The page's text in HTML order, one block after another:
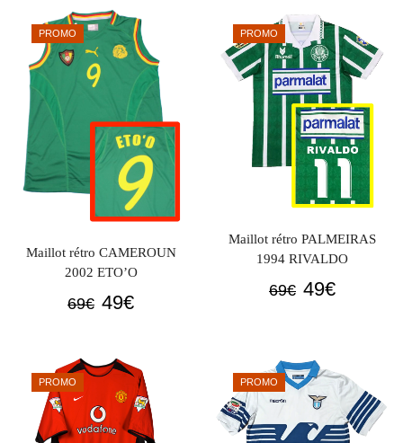
69€. 49€.
était :
69€.
est :
49€.
PROMO
Maillot rétro CAMEROUN
2002 ETO’O
69€ Le
était :
69€.
49€Le
est :
49€.
PROMO
Maillot rétro PALMEIRAS
1994 RIVALDO
69€ Le
était :
69€.
49€Le
49€.
PROMO PROMO